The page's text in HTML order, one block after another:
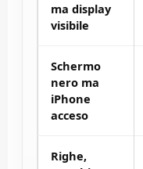
ma display
visibile
Schermo
nero ma
iPhone
acceso
Righe,